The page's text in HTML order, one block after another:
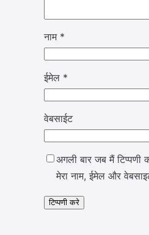
नाम *
ईमेल *
वेबसाईट
अगली बार जब मैं
मेरा नाम, ईमेल और